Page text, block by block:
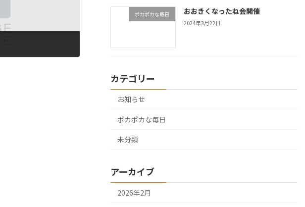
ポカポカな毎日 おおきくなったね会開催
2024年3月22日
カテゴリー
お知らせ
ポカポカな毎日
未分類
アーカイブ
2026年2月